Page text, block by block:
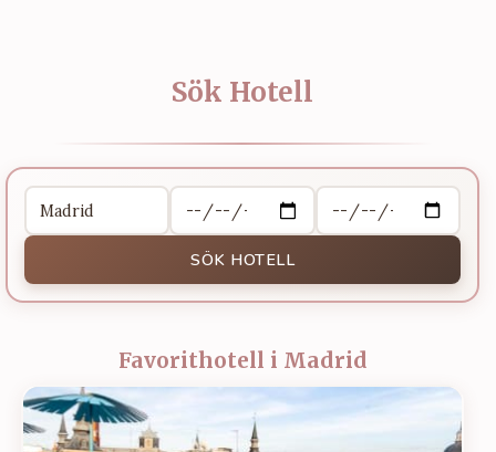
Sök Hotell
SÖK HOTELL
Favorithotell i Madrid